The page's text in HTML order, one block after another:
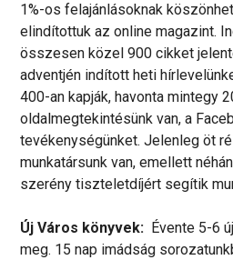
1%-os felajánlásoknak
elindítottuk az online magazint.
összesen közel 900 cikket
adventjén indított heti
400-an kapják, havonta mintegy
oldalmegtekintésünk van, a
tevékenységünket. Jelenleg öt
munkatársunk van, emellett
szerény tiszteletdíjért segítik
Új Város könyvek: Évente 5-6
meg. 15 nap imádság